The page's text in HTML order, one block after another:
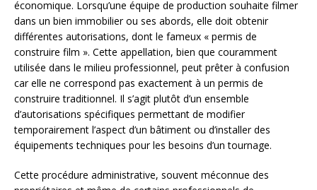
économique. Lorsqu’une équipe de production souhaite filmer
dans un bien immobilier ou ses abords, elle doit obtenir
différentes autorisations, dont le fameux « permis de
construire film ». Cette appellation, bien que couramment
utilisée dans le milieu professionnel, peut prêter à confusion
car elle ne correspond pas exactement à un permis de
construire traditionnel. Il s’agit plutôt d’un ensemble
d’autorisations spécifiques permettant de modifier
temporairement l’aspect d’un bâtiment ou d’installer des
équipements techniques pour les besoins d’un tournage.
Cette procédure administrative, souvent méconnue des